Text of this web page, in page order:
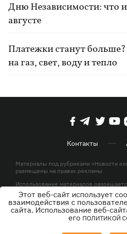
Дню Независимости: что
августе
Платежки станут
на газ, свет, воду и тепло
Контакты
Материалы под рубриками «Новости
размещены на правах рекламы
Использование материалов
активной гиперссылки на KP.UA в
© ООО «ЮЛАВ МЕДИА»,2026. Все
Этот веб-сайт использует
взаимодействия с
сайта. Использование веб-
его ПОЛИТИКОЙ